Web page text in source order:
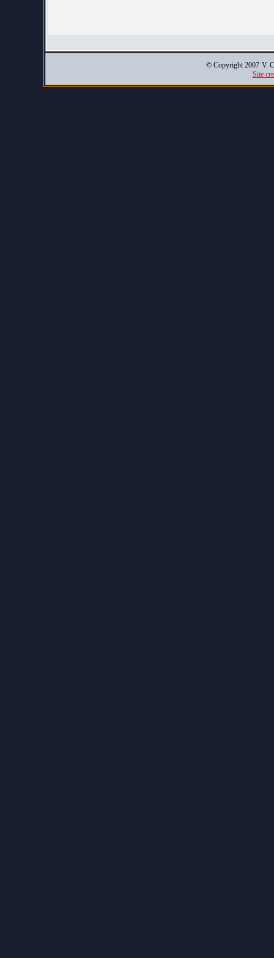
© Copyright 2007 V.
Site